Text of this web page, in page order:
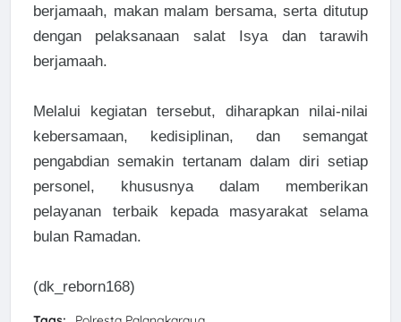
berjamaah, makan malam bersama, serta ditutup
dengan pelaksanaan salat Isya dan tarawih
berjamaah.
Melalui kegiatan tersebut, diharapkan nilai-nilai
kebersamaan, kedisiplinan, dan semangat
pengabdian semakin tertanam dalam diri setiap
personel, khususnya dalam memberikan
pelayanan terbaik kepada masyarakat selama
bulan Ramadan.
(dk_reborn168)